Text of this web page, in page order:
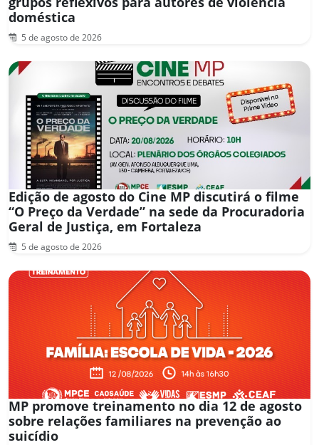
doméstica
5 de agosto de 2026
Edição de agosto do Cine MP discutirá o filme
“O Preço da Verdade” na sede da Procuradoria
Geral de Justiça, em Fortaleza
5 de agosto de 2026
MP promove treinamento no dia 12 de agosto
sobre relações familiares na prevenção ao
suicídio